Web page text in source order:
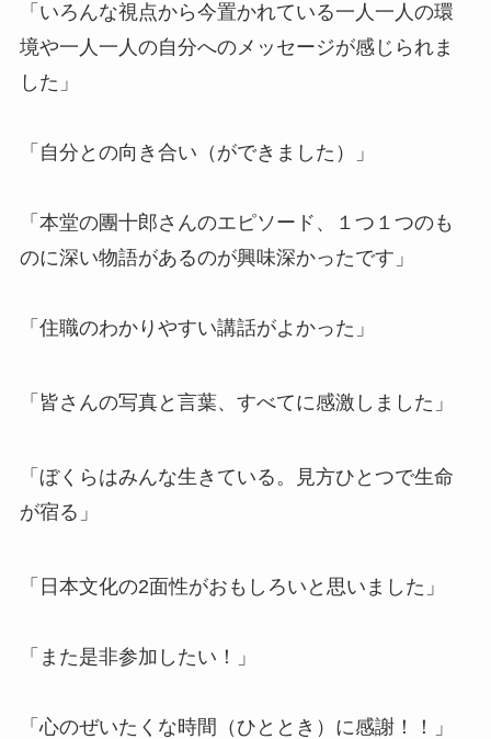
「いろんな視点から今置かれている一人一人の環
境や一人一人の自分へのメッセージが感じられま
した」
「自分との向き合い（ができました）」
「本堂の團十郎さんのエピソード、１つ１つのも
のに深い物語があるのが興味深かったです」
「住職のわかりやすい講話がよかった」
「皆さんの写真と言葉、すべてに感激しました」
「ぼくらはみんな生きている。見方ひとつで生命
が宿る」
「日本文化の2面性がおもしろいと思いました」
「また是非参加したい！」
「心のぜいたくな時間（ひととき）に感謝！！」